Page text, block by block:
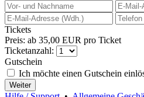
Tickets
Preis: ab 35,00 EUR pro Ticket
Ticketanzahl:
Gutschein
Ich möchte einen Gutschein